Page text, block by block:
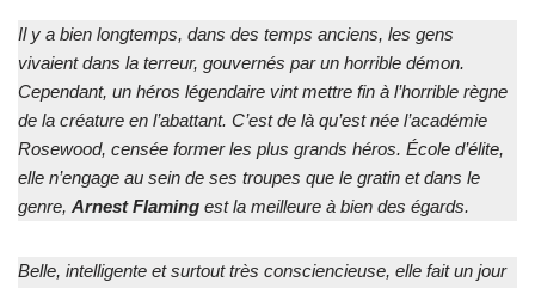
Il y a bien longtemps, dans des temps anciens, les gens
vivaient dans la terreur, gouvernés par un horrible démon.
Cependant, un héros légendaire vint mettre fin à l’horrible règne
de la créature en l’abattant. C’est de là qu’est née l’académie
Rosewood, censée former les plus grands héros. École d’élite,
elle n’engage au sein de ses troupes que le gratin et dans le
genre, Arnest Flaming est la meilleure à bien des égards.
Belle, intelligente et surtout très consciencieuse, elle fait un jour